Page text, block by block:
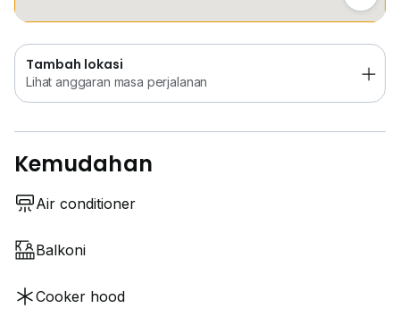
Tambah lokasi
Lihat anggaran masa perjalanan
Kemudahan
Air conditioner
Balkoni
Cooker hood